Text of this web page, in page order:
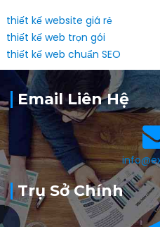
thiết kế website giá rẻ
thiết kế web trọn gói
thiết kế web chuẩn SEO
Email Liên Hệ
Trụ Sở Chính